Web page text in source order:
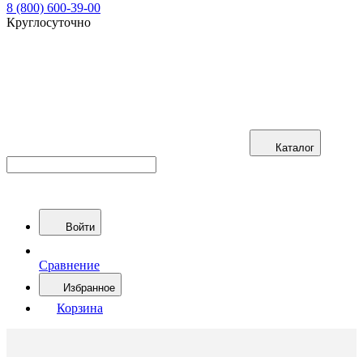
8 (800) 600-39-00
Круглосуточно
Каталог
Войти
Сравнение
Избранное
Корзина